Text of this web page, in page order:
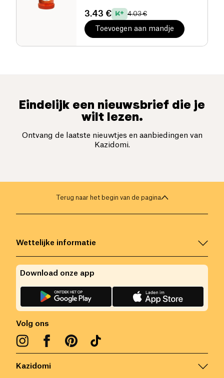
3.43 € 4.03 €
Toevoegen aan mandje
Eindelijk een nieuwsbrief die je
wilt lezen.
Ontvang de laatste nieuwtjes en aanbiedingen van
Kazidomi.
Terug naar het begin van de pagina
Kazidomi
Wettelijke informatie
Volg ons
Download onze app